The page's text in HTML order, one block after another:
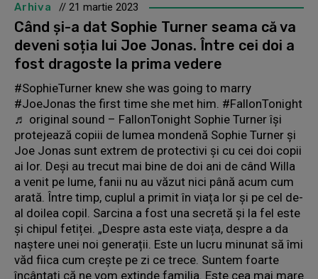
Arhiva // 21 martie 2023
Când și-a dat Sophie Turner seama că va
deveni soția lui Joe Jonas. Între cei doi a
fost dragoste la prima vedere
#SophieTurner knew she was going to marry
#JoeJonas the first time she met him. #FallonTonight
♬ original sound – FallonTonight Sophie Turner își
protejează copiii de lumea mondenă Sophie Turner și
Joe Jonas sunt extrem de protectivi și cu cei doi copii
ai lor. Deși au trecut mai bine de doi ani de când Willa
a venit pe lume, fanii nu au văzut nici până acum cum
arată. Între timp, cuplul a primit în viața lor și pe cel de-
al doilea copil. Sarcina a fost una secretă și la fel este
și chipul fetiței. „Despre asta este viața, despre a da
naștere unei noi generații. Este un lucru minunat să îmi
văd fiica cum crește pe zi ce trece. Suntem foarte
încântați că ne vom extinde familia. Este cea mai mare